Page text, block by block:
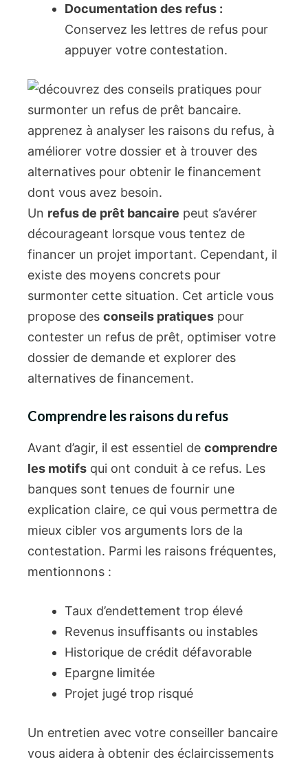
Documentation des refus :
Conservez les lettres de refus pour
appuyer votre contestation.
Un refus de prêt bancaire peut s’avérer
décourageant lorsque vous tentez de
financer un projet important. Cependant, il
existe des moyens concrets pour
surmonter cette situation. Cet article vous
propose des conseils pratiques pour
contester un refus de prêt, optimiser votre
dossier de demande et explorer des
alternatives de financement.
Comprendre les raisons du refus
Avant d’agir, il est essentiel de comprendre
les motifs qui ont conduit à ce refus. Les
banques sont tenues de fournir une
explication claire, ce qui vous permettra de
mieux cibler vos arguments lors de la
contestation. Parmi les raisons fréquentes,
mentionnons :
Taux d’endettement trop élevé
Revenus insuffisants ou instables
Historique de crédit défavorable
Epargne limitée
Projet jugé trop risqué
Un entretien avec votre conseiller bancaire
vous aidera à obtenir des éclaircissements